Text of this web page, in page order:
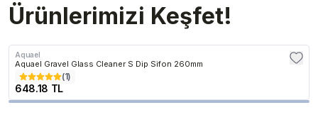
Ürünlerimizi Keşfet!
Aquael
Aquael Gravel Glass Cleaner S Dip Sifon 260mm
(1)
648.18 TL